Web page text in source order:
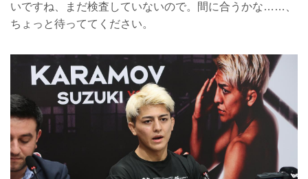
いですね、まだ検査していないので。間に合うかな……、
ちょっと待っててください。